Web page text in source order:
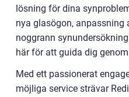
lösning för dina
nya glasögon, anpassning
noggrann
här för att guida dig
Med ett passionerat
möjliga service strävar